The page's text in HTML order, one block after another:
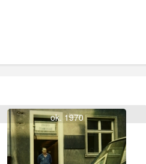
ok. 1970